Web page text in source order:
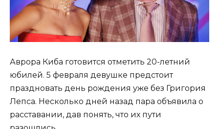
Аврора Киба готовится отметить 20-летний
юбилей. 5 февраля девушке предстоит
праздновать день рождения уже без Григория
Лепса. Несколько дней назад пара объявила о
расставании, дав понять, что их пути